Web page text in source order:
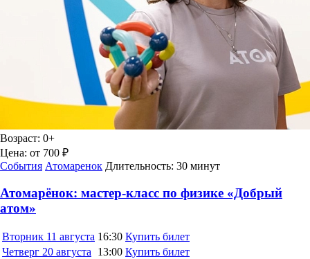
Возраст: 0+
Цена: от 700 ₽
События Атомаренок Длительность: 30 минут
Атомарёнок: мастер-класс по физике «Добрый
атом»
Вторник 11 августа 16:30 Купить билет
Четверг 20 августа 13:00 Купить билет